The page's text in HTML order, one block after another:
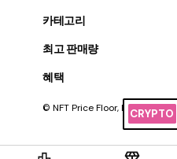
CRYPTO
카테고리
최고 판매량
혜택
© NFT Price Floor, Inc. 판권 소유.